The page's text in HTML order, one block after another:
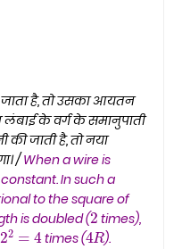
है, तो उसका आयतन
लंबाई के वर्ग के समानुपाती
की जाती है, तो नया
/When a wire is
In such a
to the square of
is doubled (2times),
22=4 times (4R).